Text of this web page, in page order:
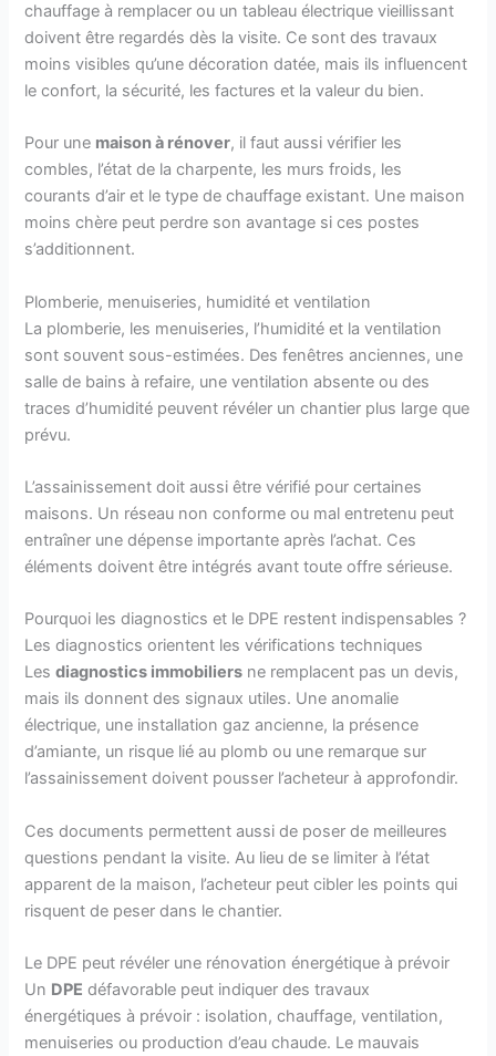
chauffage à remplacer ou un tableau électrique vieillissant
doivent être regardés dès la visite. Ce sont des travaux
moins visibles qu’une décoration datée, mais ils influencent
le confort, la sécurité, les factures et la valeur du bien.
Pour une maison à rénover, il faut aussi vérifier les
combles, l’état de la charpente, les murs froids, les
courants d’air et le type de chauffage existant. Une maison
moins chère peut perdre son avantage si ces postes
s’additionnent.
Plomberie, menuiseries, humidité et ventilation
La plomberie, les menuiseries, l’humidité et la ventilation
sont souvent sous-estimées. Des fenêtres anciennes, une
salle de bains à refaire, une ventilation absente ou des
traces d’humidité peuvent révéler un chantier plus large que
prévu.
L’assainissement doit aussi être vérifié pour certaines
maisons. Un réseau non conforme ou mal entretenu peut
entraîner une dépense importante après l’achat. Ces
éléments doivent être intégrés avant toute offre sérieuse.
Pourquoi les diagnostics et le DPE restent indispensables ?
Les diagnostics orientent les vérifications techniques
Lesdiagnostics immobiliers ne remplacent pas un devis,
mais ils donnent des signaux utiles. Une anomalie
électrique, une installation gaz ancienne, la présence
d’amiante, un risque lié au plomb ou une remarque sur
l’assainissement doivent pousser l’acheteur à approfondir.
Ces documents permettent aussi de poser de meilleures
questions pendant la visite. Au lieu de se limiter à l’état
apparent de la maison, l’acheteur peut cibler les points qui
risquent de peser dans le chantier.
Le DPE peut révéler une rénovation énergétique à prévoir
Un DPE défavorable peut indiquer des travaux
énergétiques à prévoir : isolation, chauffage, ventilation,
menuiseries ou production d’eau chaude. Le mauvais